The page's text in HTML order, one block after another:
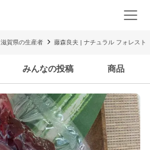
滋賀県の生産者 藤森良夫 | ナチュラル フォレスト
みんなの投稿 商品